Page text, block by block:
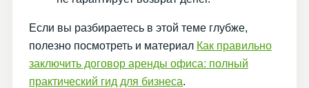
Если вы разбираетесь в этой теме глубже,
полезно посмотреть и материал Как правильно
заключить договор аренды офиса: полный
практический гид для бизнеса.